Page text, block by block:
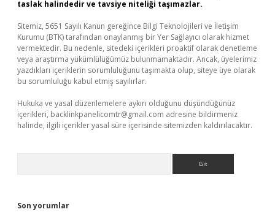
taslak halindedir ve tavsiye niteliği taşımazlar.
Sitemiz, 5651 Sayılı Kanun gereğince Bilgi Teknolojileri ve İletişim
Kurumu (BTK) tarafından onaylanmış bir Yer Sağlayıcı olarak hizmet
vermektedir. Bu nedenle, sitedeki içerikleri proaktif olarak denetleme
veya araştırma yükümlülüğümüz bulunmamaktadır. Ancak, üyelerimiz
yazdıkları içeriklerin sorumluluğunu taşımakta olup, siteye üye olarak
bu sorumluluğu kabul etmiş sayılırlar.
Hukuka ve yasal düzenlemelere aykırı olduğunu düşündüğünüz
içerikleri, backlinkpanelicomtr@gmail.com adresine bildirmeniz
halinde, ilgili içerikler yasal süre içerisinde sitemizden kaldırılacaktır.
Son yorumlar